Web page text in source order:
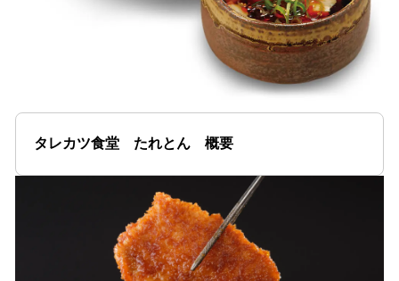
タレカツ食堂 たれとん 概要